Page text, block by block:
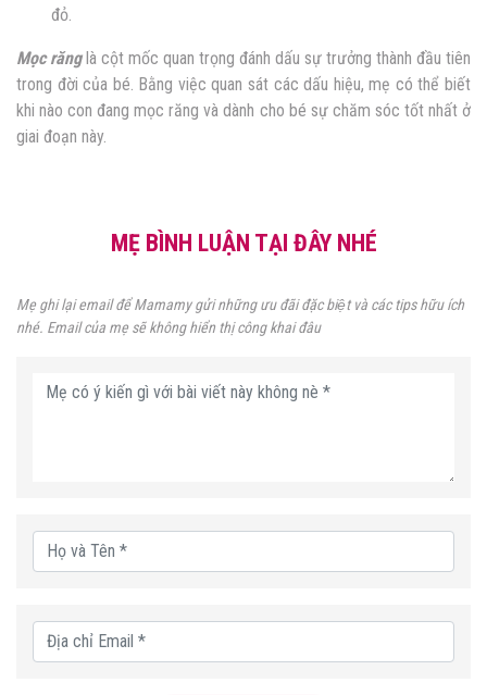
đỏ.
Mọc răng là cột mốc quan trọng đánh dấu sự trưởng thành đầu tiên
trong đời của bé. Bằng việc quan sát các dấu hiệu, mẹ có thể biết
khi nào con đang mọc răng và dành cho bé sự chăm sóc tốt nhất ở
giai đoạn này.
MẸ BÌNH LUẬN TẠI ĐÂY NHÉ
Mẹ ghi lại email để Mamamy gửi những ưu đãi đặc biệt và các tips hữu ích
nhé. Email của mẹ sẽ không hiển thị công khai đâu